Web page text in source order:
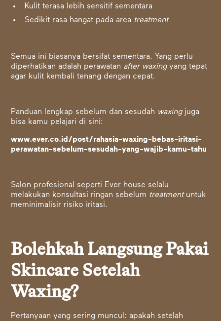
Kulit terasa lebih sensitif sementara
Sedikit rasa hangat pada area treatment
Semua ini biasanya bersifat sementara. Yang perlu
diperhatikan adalah perawatan after waxingyang tepat
agar kulit kembali tenang dengan cepat.
Panduan lengkap sebelum dan sesudah waxing juga
bisa kamu pelajari di sini:
www.ever.co.id/post/rahasia-waxing-bebas-iritasi-
perawatan-sebelum-sesudah-yang-wajib-kamu-tahu
Salon profesional seperti Ever house selalu
melakukan konsultasi ringan sebelum treatment untuk
meminimalisir risiko iritasi.
Bolehkah Langsung Pakai
Skincare Setelah
Waxing?
Pertanyaan yang sering muncul: apakah setelah